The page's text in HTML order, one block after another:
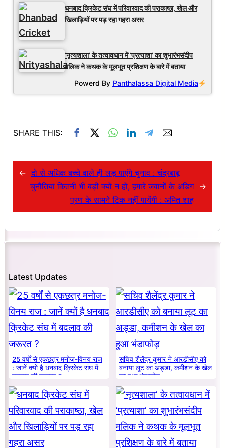
धनबाद क्रिकेट संघ में परिवारवाद की पराकाष्ठा, खेल और
खिलाड़ियों पर पड़ रहा गहरा असर
‘नृत्यशाला’ के तत्वावधान में ‘प्रत्याशा’ का शुभारंभसंदीप
मलिक ने कथक के मूलभूत प्रशिक्षण के बारे में बताया
Powerd By Panthalassa Digital Media
SHARE THIS:
← दो से अधिक बच्चे वाले ही लड़ पाएंगे चुनाव : चंद्रबाबू
चुनौतियां कितनी भी बड़ी क्यों न हों, हमारे जवानों के अडिग
प्रण के सामने टिक नहीं पायेंगी : अमित शाह
→
Latest Updates
25 वर्षों से एकछत्र मनोज-विनय राज
: जानें क्यों है धनबाद क्रिकेट संघ में
बदलाव की जरूरत ?
सचिव शैलेंद्र कुमार ने आरडीसीए को
बनाया लूट का अड्डा, कमीशन के खेल
का हुआ भंडाफोड़